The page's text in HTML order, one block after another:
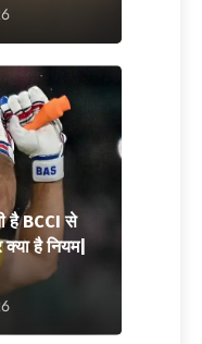
है BCCI से
है नियम|